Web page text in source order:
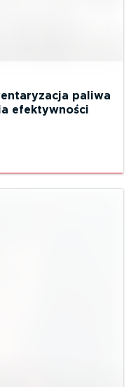
paliwa
efektywności